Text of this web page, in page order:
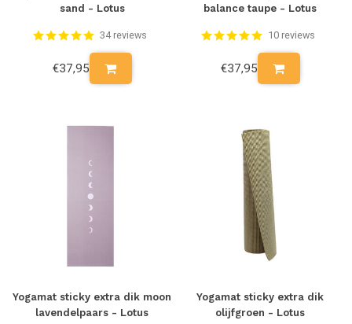
sand - Lotus
34 reviews
€37,95
balance taupe - Lotus
10 reviews
€37,95
Yogamat sticky extra dik moon
lavendelpaars - Lotus
Yogamat sticky extra dik
olijfgroen - Lotus